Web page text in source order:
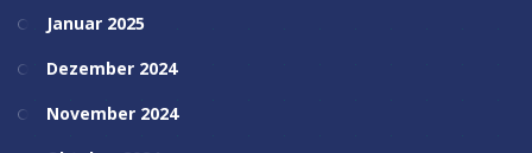
Januar 2025
Dezember 2024
November 2024